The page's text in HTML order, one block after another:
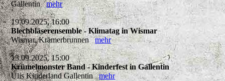
Gallentinmehr
19.09.2025, 16:00
Blechbläserensemble - Klimatag in Wismar
Wismar, Krämerbrunnenmehr
13.09.2025, 15:00
Krümelmonster Band - Kinderfest in Gallentin
Ulis Kinderland Gallentinmehr